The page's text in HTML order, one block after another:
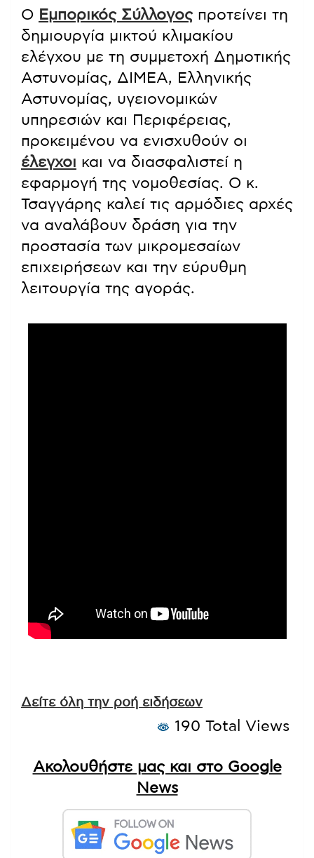
Ο Εμπορικός Σύλλογοςπροτείνει τη
δημιουργία μικτού κλιμακίου
ελέγχου με τη συμμετοχή Δημοτικής
Αστυνομίας, ΔΙΜΕΑ, Ελληνικής
Αστυνομίας, υγειονομικών
υπηρεσιών και Περιφέρειας,
προκειμένου να ενισχυθούν οι
έλεγχοι και να διασφαλιστεί η
εφαρμογή της νομοθεσίας. Ο κ.
Τσαγγάρης καλεί τις αρμόδιες αρχές
να αναλάβουν δράση για την
προστασία των μικρομεσαίων
επιχειρήσεων και την εύρυθμη
λειτουργία της αγοράς.
Δείτε όλη την ροή ειδήσεων
190 Total Views
Ακολουθήστε μας και στο Google
News